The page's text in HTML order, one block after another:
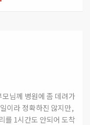
님께 병원에 좀 데려가
이라 정확하진 않지만,
를 1시간도 안되어 도착